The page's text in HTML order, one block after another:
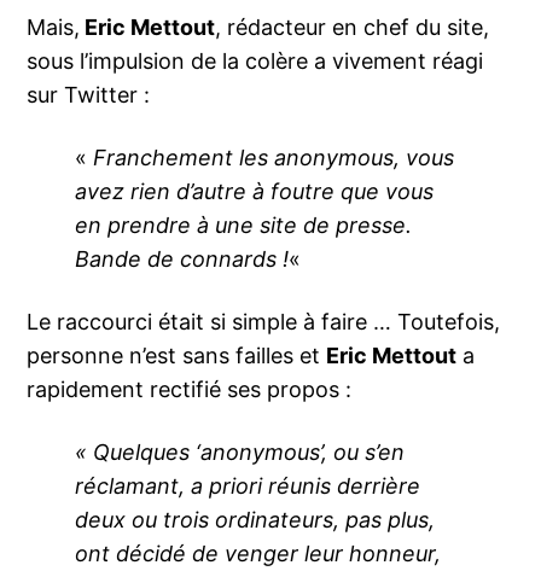
Mais, Eric Mettout, rédacteur en chef du site,
sous l’impulsion de la colère a vivement réagi
sur Twitter :
«Franchement les anonymous, vous
avez rien d’autre à foutre que vous
en prendre à une site de presse.
Bande de connards !«
Le raccourci était si simple à faire … Toutefois,
personne n’est sans failles et Eric Mettout a
rapidement rectifié ses propos :
« Quelques ‘anonymous’, ou s’en
réclamant, a priori réunis derrière
deux ou trois ordinateurs, pas plus,
ont décidé de venger leur honneur,